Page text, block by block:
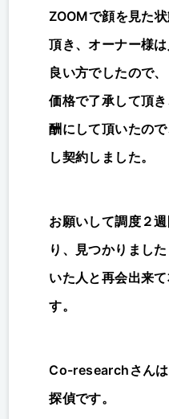
ZOOMで顔を見た
頂き、オーナー様
良い方でしたので
価格で了承して頂
酬にして頂いたの
し契約しました。
お願いして調度２
り、見つかりまし
いた人と再会出来
す。
Co-researchさん
探偵です。